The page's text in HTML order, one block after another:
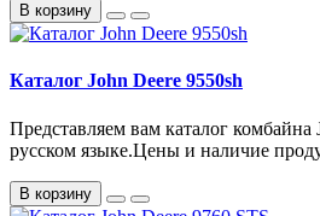
В корзину
Каталог John Deere 9550sh
Представляем вам каталог комбайна
русском языке.Цены и наличие
В корзину